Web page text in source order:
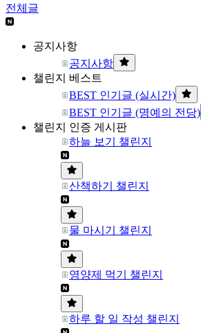
전체글
공지사항
공지사항
챌린지 베스트
BEST 인기글 (실시간)
BEST 인기글 (명예의 전당)
챌린지 인증 게시판
하늘 보기 챌린지
산책하기 챌린지
물 마시기 챌린지
영양제 먹기 챌린지
하루 할 일 작성 챌린지